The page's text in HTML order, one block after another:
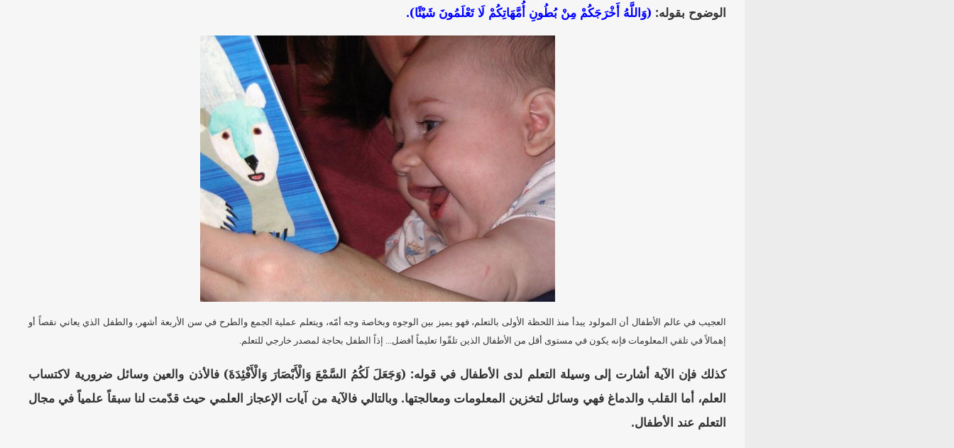
الوضوح بقوله: (وَاللَّهُ أَخْرَجَكُمْ مِنْ بُطُونِ أُمَّهَاتِكُمْ لَا تَعْلَمُونَ شَيْئًا).
العجيب في عالم الأطفال أن المولود يبدأ منذ اللحظة الأولى بالتعلم، فهو يميز بين الوجوه وبخاصة وجه أمّه، ويتعلم عملية الجمع والطرح في سن الأربعة أشهر، والطفل الذي يعاني نقصاً أو
إهمالاً في تلقي المعلومات فإنه يكون في مستوى أقل من الأطفال الذين تلقّوا تعليماً أفضل... إذاً الطفل بحاجة لمصدر خارجي للتعلم.
كذلك فإن الآية أشارت إلى وسيلة التعلم لدى الأطفال في قوله: (وَجَعَلَ لَكُمُ السَّمْعَ وَالْأَبْصَارَ وَالْأَفْئِدَةَ) فالأذن والعين وسائل ضرورية لاكتساب
العلم، أما القلب والدماغ فهي وسائل لتخزين المعلومات ومعالجتها. وبالتالي فالآية من آيات الإعجاز العلمي حيث قدّمت لنا سبقاً علمياً في مجال
التعلم عند الأطفال.